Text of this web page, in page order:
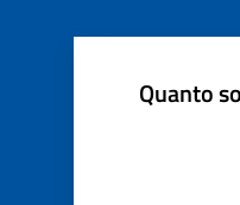
Quanto